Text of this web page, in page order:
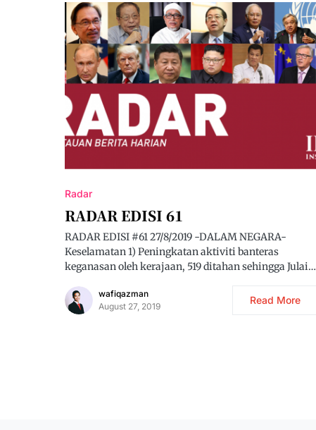
Radar
RADAR EDISI 61
RADAR EDISI #61 27/8/2019 -DALAM NEGARA-
Keselamatan 1) Peningkatan aktiviti banteras
keganasan oleh kerajaan, 519 ditahan sehingga Julai…
wafiqazman
August 27, 2019
Read More